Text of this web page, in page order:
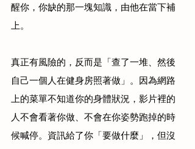
醒你，你缺的那一塊知識，由他在當下補
上。
真正有風險的，反而是「查了一堆、然後
自己一個人在健身房照著做」。因為網路
上的菜單不知道你的身體狀況，影片裡的
人不會看著你做、不會在你姿勢跑掉的時
候喊停。資訊給了你「要做什麼」，但沒